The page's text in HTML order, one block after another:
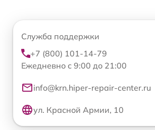
Служба поддержки
+7 (800) 101-14-79
Ежедневно с 9:00 до 21:00
info@krn.hiper-repair-center.ru
ул. Красной Армии, 10